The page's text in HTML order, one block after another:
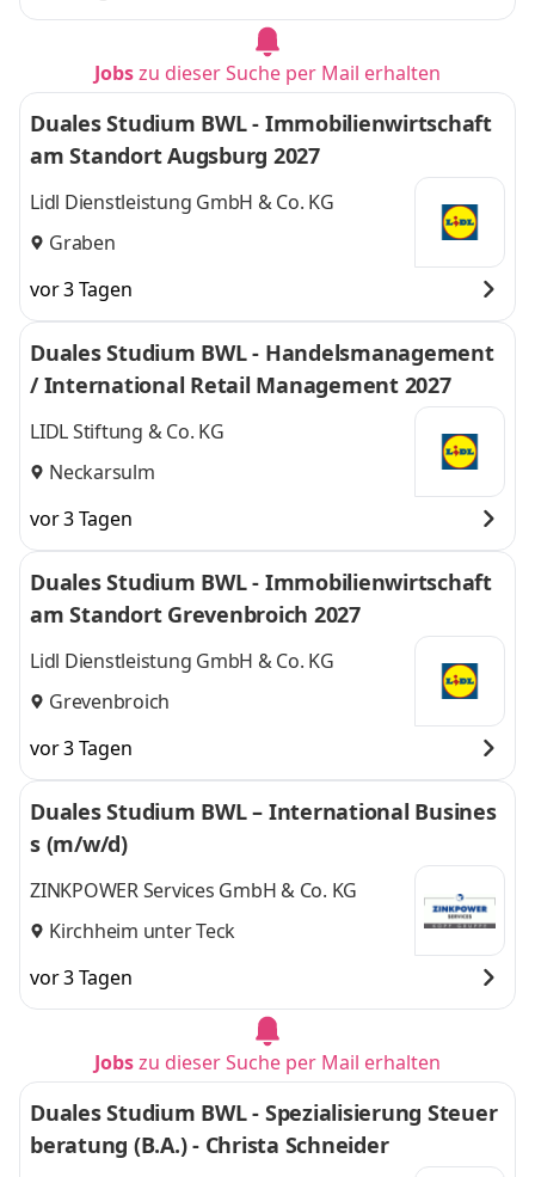
Jobszu dieser Suche per Mail erhalten
Duales Studium BWL - Immobilienwirtschaft
am Standort Augsburg 2027
Lidl Dienstleistung GmbH & Co. KG
Graben
vor 3 Tagen
Duales Studium BWL - Handelsmanagement
/ International Retail Management 2027
LIDL Stiftung & Co. KG
Neckarsulm
vor 3 Tagen
Duales Studium BWL - Immobilienwirtschaft
am Standort Grevenbroich 2027
Lidl Dienstleistung GmbH & Co. KG
Grevenbroich
vor 3 Tagen
Duales Studium BWL – International Busines
s (m/w/d)
ZINKPOWER Services GmbH & Co. KG
Kirchheim unter Teck
vor 3 Tagen
Jobszu dieser Suche per Mail erhalten
Duales Studium BWL - Spezialisierung Steuer
beratung (B.A.) - Christa Schneider